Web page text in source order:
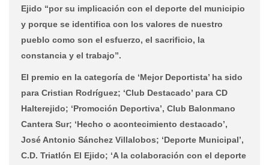
Ejido “por su implicación con el deporte del municipio
y porque se identifica con los valores de nuestro
pueblo como son el esfuerzo, el sacrificio, la
constancia y el trabajo”.
El premio en la categoría de ‘Mejor Deportista’ ha sido
para Cristian Rodríguez; ‘Club Destacado’ para CD
Halterejido; ‘Promoción Deportiva’, Club Balonmano
Cantera Sur; ‘Hecho o acontecimiento destacado’,
José Antonio Sánchez Villalobos; ‘Deporte Municipal’,
C.D. Triatlón El Ejido; ‘A la colaboración con el deporte